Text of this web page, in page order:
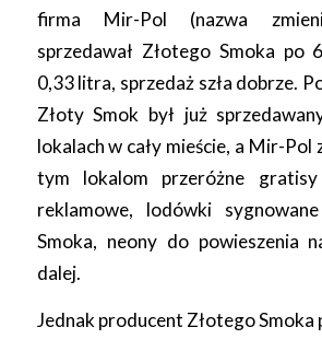
firma Mir-Pol (nazwa
sprzedawał Złotego Smoka po
0,33 litra, sprzedaż szła dobrze.
Złoty Smok był już
lokalach w cały mieście, a Mir-Pol
tym lokalom przeróżne
reklamowe, lodówki
Smoka, neony do powieszenia
dalej.
Jednak producent Złotego Smoka